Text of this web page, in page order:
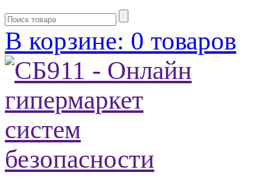
В корзине: 0 товаров